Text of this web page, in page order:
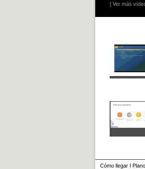
[ Ver más
Cómo llegar I